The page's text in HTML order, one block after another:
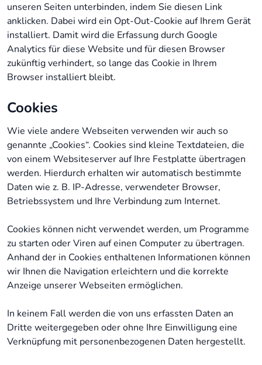
unseren Seiten unterbinden, indem Sie diesen Link
anklicken. Dabei wird ein Opt-Out-Cookie auf Ihrem Gerät
installiert. Damit wird die Erfassung durch Google
Analytics für diese Website und für diesen Browser
zukünftig verhindert, so lange das Cookie in Ihrem
Browser installiert bleibt.
Cookies
Wie viele andere Webseiten verwenden wir auch so
genannte „Cookies“. Cookies sind kleine Textdateien, die
von einem Websiteserver auf Ihre Festplatte übertragen
werden. Hierdurch erhalten wir automatisch bestimmte
Daten wie z. B. IP-Adresse, verwendeter Browser,
Betriebssystem und Ihre Verbindung zum Internet.
Cookies können nicht verwendet werden, um Programme
zu starten oder Viren auf einen Computer zu übertragen.
Anhand der in Cookies enthaltenen Informationen können
wir Ihnen die Navigation erleichtern und die korrekte
Anzeige unserer Webseiten ermöglichen.
In keinem Fall werden die von uns erfassten Daten an
Dritte weitergegeben oder ohne Ihre Einwilligung eine
Verknüpfung mit personenbezogenen Daten hergestellt.